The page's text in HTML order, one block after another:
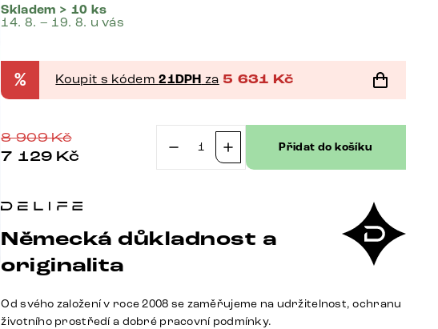
Skladem > 10 ks
14. 8. – 19. 8. u vás
% Koupit s kódem21DPH za 5 631 Kč
8 909Kč
7 129 Kč
s
bílá
jídelní
Přidat do košíku
Německá důkladnost a
originalita
Od svého založení v roce 2008 se zaměřujeme na udržitelnost, ochranu
životního prostředí a dobré pracovní podmínky.